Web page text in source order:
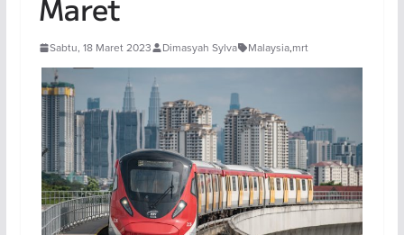
Sabtu, 18 Maret 2023 Dimasyah Sylva Malaysia,mrt